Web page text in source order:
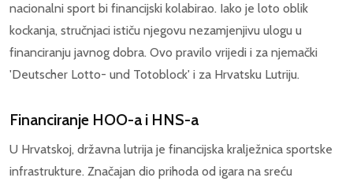
nacionalni sport bi financijski kolabirao. Iako je loto oblik
kockanja, stručnjaci ističu njegovu nezamjenjivu ulogu u
financiranju javnog dobra. Ovo pravilo vrijedi i za njemački
'Deutscher Lotto- und Totoblock' i za Hrvatsku Lutriju.
Financiranje HOO-a i HNS-a
U Hrvatskoj, državna lutrija je financijska kralježnica sportske
infrastrukture. Značajan dio prihoda od igara na sreću